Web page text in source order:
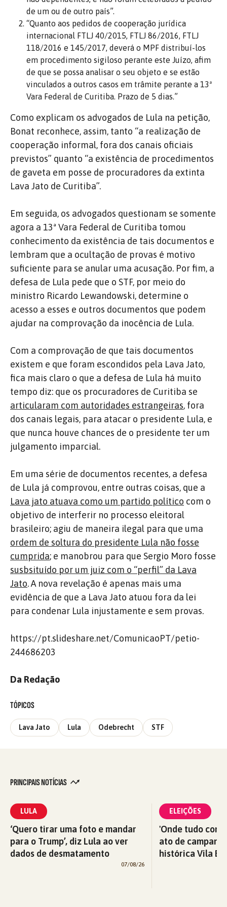
de um ou de outro país”.
“Quanto aos pedidos de cooperação jurídica
internacional FTLJ 40/2015, FTLJ 86/2016, FTLJ
118/2016 e 145/2017, deverá o MPF distribuí-los
em procedimento sigiloso perante este Juízo, afim
de que se possa analisar o seu objeto e se estão
vinculados a outros casos em trâmite perante a 13ª
Vara Federal de Curitiba. Prazo de 5 dias.”
Como explicam os advogados de Lula na petição,
Bonat reconhece, assim, tanto “a realização de
cooperação informal, fora dos canais oficiais
previstos” quanto “a existência de procedimentos
de gaveta em posse de procuradores da extinta
Lava Jato de Curitiba”.
Em seguida, os advogados questionam se somente
agora a 13ª Vara Federal de Curitiba tomou
conhecimento da existência de tais documentos e
lembram que a ocultação de provas é motivo
suficiente para se anular uma acusação. Por fim, a
defesa de Lula pede que o STF, por meio do
ministro Ricardo Lewandowski, determine o
acesso a esses e outros documentos que podem
ajudar na comprovação da inocência de Lula.
Com a comprovação de que tais documentos
existem e que foram escondidos pela Lava Jato,
fica mais claro o que a defesa de Lula há muito
tempo diz: que os procuradores de Curitiba se
articularam com autoridades estrangeiras, fora
dos canais legais, para atacar o presidente Lula, e
que nunca houve chances de o presidente ter um
julgamento imparcial.
Em uma série de documentos recentes, a defesa
de Lula já comprovou, entre outras coisas, que a
Lava jato atuava como um partido político com o
objetivo de interferir no processo eleitoral
brasileiro; agiu de maneira ilegal para que uma
ordem de soltura do presidente Lula não fosse
cumprida; e manobrou para que Sergio Moro fosse
susbsituído por um juiz com o “perfil” da Lava
Jato. A nova revelação é apenas mais uma
evidência de que a Lava Jato atuou fora da lei
para condenar Lula injustamente e sem provas.
https://pt.slideshare.net/ComunicaoPT/petio-
244686203
Da Redação
TÓPICOS
Lava Jato Lula Odebrecht STF
PRINCIPAIS NOTÍCIAS
LULA
‘Quero tirar uma foto e mandar
para o Trump’, diz Lula ao ver
dados de desmatamento
07/08/26
ELEIÇÕES
'Onde tudo
ato de
histórica Vila